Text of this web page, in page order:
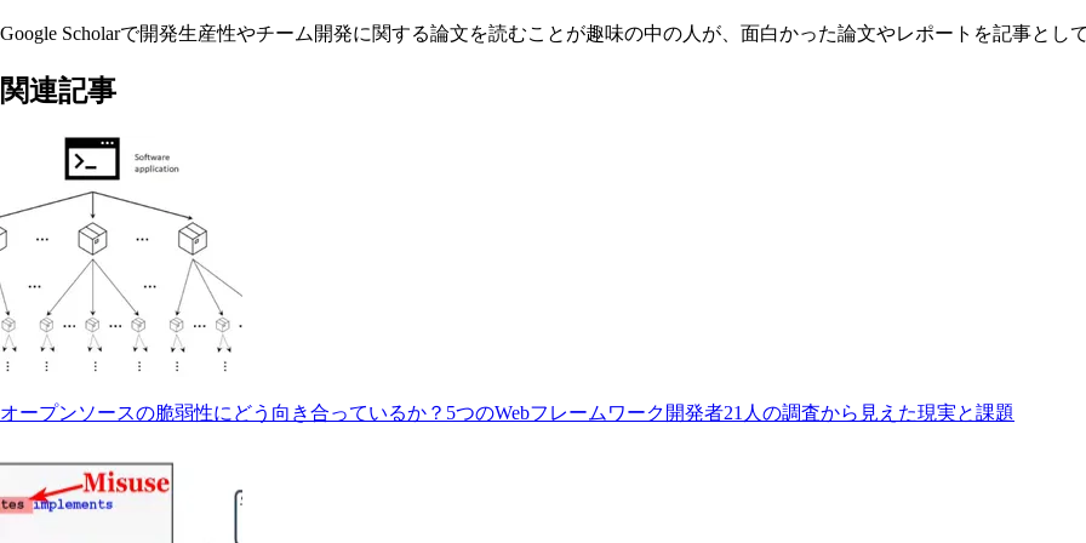
Google Scholarで開発生産性やチーム開発に関する論文を読むことが趣味の中の人が、面白かった論文やレポートを記事とし
関連記事
オープンソースの脆弱性にどう向き合っているか？5つのWebフレームワーク開発者21人の調査から見えた現実と課題